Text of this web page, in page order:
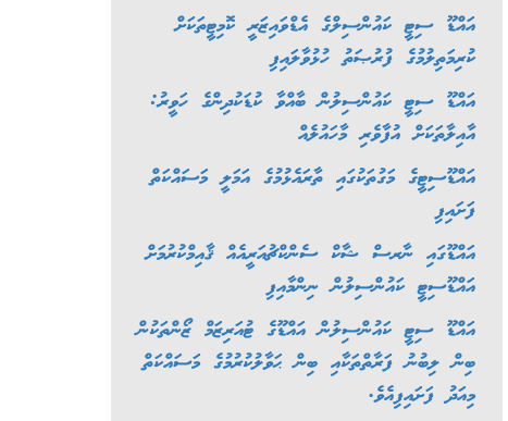
އައްޑޫ ސިޓީ ކައުންސިލްގެ އެޑްވައިޒަރީ ކޮމިޓީތަކަށް
ކުރިމަތިލުމުގެ ފުރުޞަތު ހުޅުވާލައިފި
އައްޑޫ ސިޓީ ކައުންސިލުން ބާއްވާ ކުޑަކުދިންގެ ހަވީރު:
އާއިލާތަކަށް އުފާވެރި މާހައުލެއް
އައްޑޫސިޓީގެ މަގުތަކުގައި ތާރައެޅުމުގެ އަމަލީ މަސައްކަތް
ފަށައިފި
އައްޑޫގައި ނާރސް ޝާކް ސެންކްޗުއަރީއެއް ޤާއިމްކުރުމަށް
އައްޑޫސިޓީ ކައުންސިލުން ނިންމާއިފި
އައްޑޫ ސިޓީ ކައުންސިލުން އައްޑޫގެ ޓުއަރިޒަމް ޒޯންތަކުން
ބިން ލިބުނު ފަރާތްތަކާއި ބިން ޙަވާލުކުރުމުގެ މަސައްކަތް
މިއަދު ފަށައިފިއެވެ.